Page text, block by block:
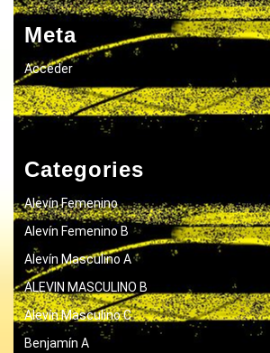
Meta
Acceder
Categories
Alevín Femenino
Alevín Femenino B
Alevín Masculino A
ALEVIN MASCULINO B
Alevín Masculino C
Benjamín A